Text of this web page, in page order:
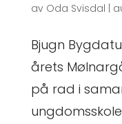
av Oda Svisdal
Bjugn
årets
på rad i